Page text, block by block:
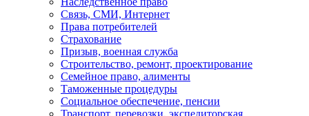
Связь, СМИ, Интернет
Права потребителей
Страхование
Призыв, военная служба
Строительство, ремонт, проектирование
Семейное право, алименты
Таможенные процедуры
Социальное обеспечение, пенсии
Транспорт, перевозки, экспедиторская